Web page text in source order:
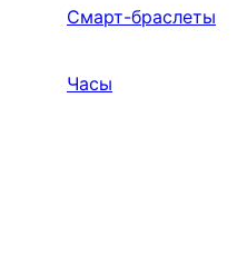
Смарт-браслеты
Часы